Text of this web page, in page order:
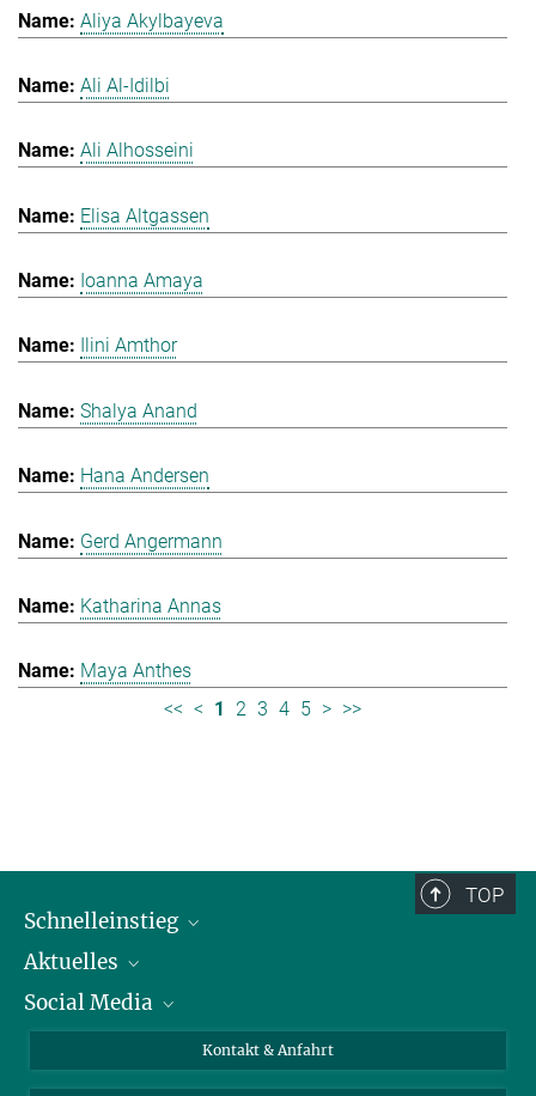
Aliya Akylbayeva
Ali Al-Idilbi
Ali Alhosseini
Elisa Altgassen
Ioanna Amaya
Ilini Amthor
Shalya Anand
Hana Andersen
Gerd Angermann
Katharina Annas
Maya Anthes
<< < 1 2 3 4 5 > >>
TOP
Schnelleinstieg
Personen
Pressebereich
Aktuelles
Stellenangebote
Social Media
X
Kontakt & Anfahrt